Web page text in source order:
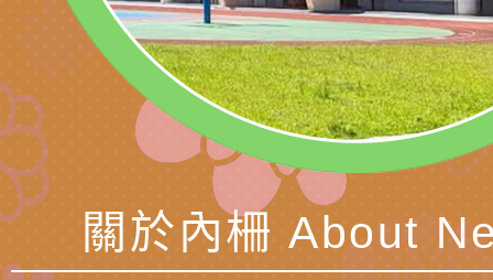
向AI對親子關係的挑
藝術才能音樂班鑑定
長說明會
站學生心理關懷平臺
桃園市平鎮區忠貞國
辦「桃園市115學年
藝術才能國樂班鑑定
長說明會
轉知國立高雄師範大
「2026全國特殊教
學術研討會」暨徵稿
函轉內政部檢送修
反詐宣導影片連結一
函轉內政部為強化社
詐知能及宣導檢察官
檢送本市馬祖新村眷
關於內柵 About